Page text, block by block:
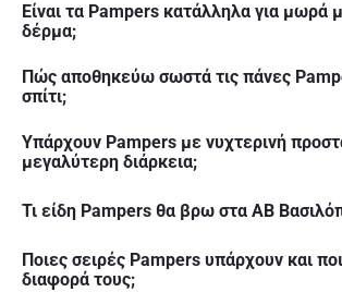
Είναι τα Pampers κατάλληλα για μωρά
δέρμα;
Πώς αποθηκεύω σωστά τις πάνες
σπίτι;
Υπάρχουν Pampers με νυχτερινή
μεγαλύτερη διάρκεια;
Τι είδη Pampers θα βρω στα ΑΒ
Ποιες σειρές Pampers υπάρχουν και
διαφορά τους;